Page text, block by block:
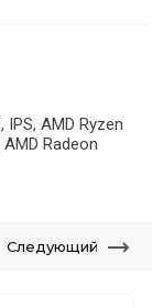
AMD Ryzen
Radeon
Следующий